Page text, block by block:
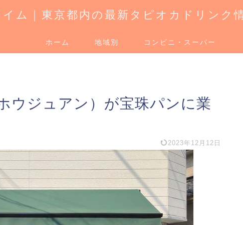
イム｜東京都内の最新タピオカドリンク
ホーム 地域別 コンビニ・スーパー
ウジュアン）が宝珠パンに業
2023年12月12日